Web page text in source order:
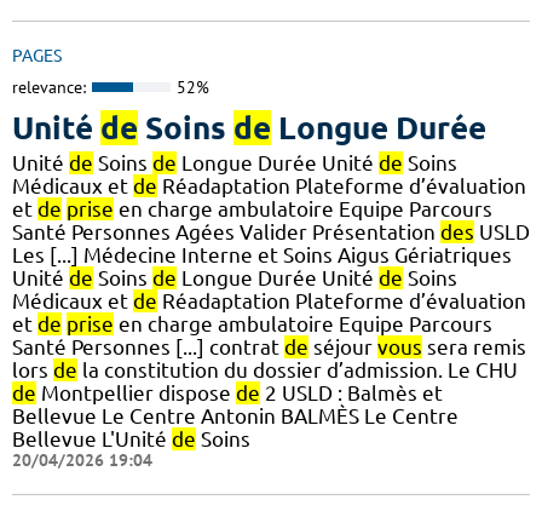
PAGES
relevance: 52%
Unité de Soins de Longue Durée
Unité de Soins de Longue Durée Unité de Soins
Médicaux et de Réadaptation Plateforme d’évaluation
et de prise en charge ambulatoire Equipe Parcours
Santé Personnes Agées Valider Présentation des USLD
Les [...] Médecine Interne et Soins Aigus Gériatriques
Unité de Soins de Longue Durée Unité de Soins
Médicaux et de Réadaptation Plateforme d’évaluation
et de prise en charge ambulatoire Equipe Parcours
Santé Personnes [...] contrat de séjour vous sera remis
lors de la constitution du dossier d’admission. Le CHU
de Montpellier dispose de 2 USLD : Balmès et
Bellevue Le Centre Antonin BALMÈS Le Centre
Bellevue L'Unité de Soins
20/04/2026 19:04